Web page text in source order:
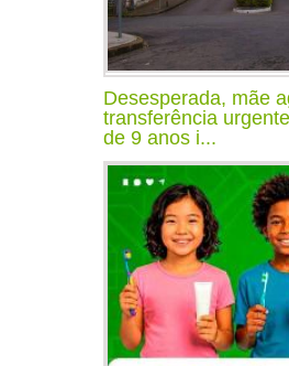
Desesperada, mãe
transferência
de 9 anos i...